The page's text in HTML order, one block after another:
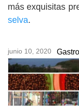
más exquisitas
selva.
junio 10, 2020